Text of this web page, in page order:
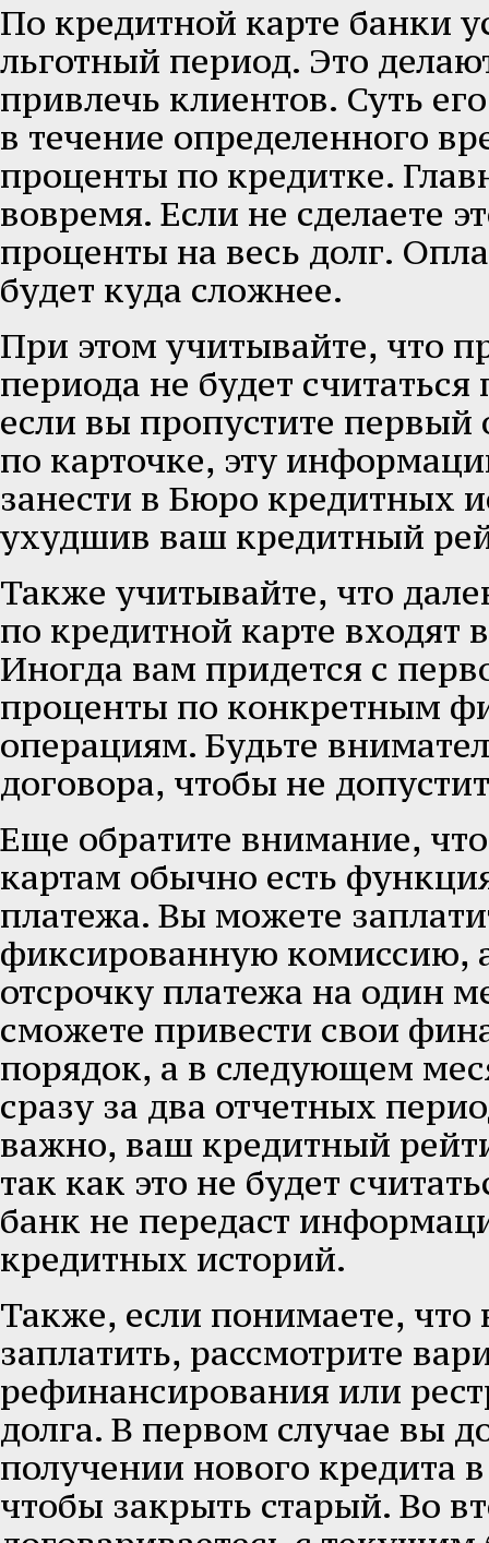
По кредитной карте банки
льготный период. Это
привлечь клиентов. Суть
в течение определенного
проценты по кредитке.
вовремя. Если не сделаете
проценты на весь долг.
будет куда сложнее.
При этом учитывайте, что
периода не будет
если вы пропустите первый
по карточке, эту
занести в Бюро кредитных
ухудшив ваш кредитный
Также учитывайте, что
по кредитной карте входят
Иногда вам придется с
проценты по конкретным
операциям. Будьте
договора, чтобы не
Еще обратите внимание,
картам обычно есть
платежа. Вы можете
фиксированную комиссию,
отсрочку платежа на один
сможете привести свои
порядок, а в следующем
сразу за два отчетных
важно, ваш кредитный
так как это не будет
банк не передаст
кредитных историй.
Также, если понимаете, что
заплатить, рассмотрите
рефинансирования или
долга. В первом случае вы
получении нового кредита
чтобы закрыть старый. Во